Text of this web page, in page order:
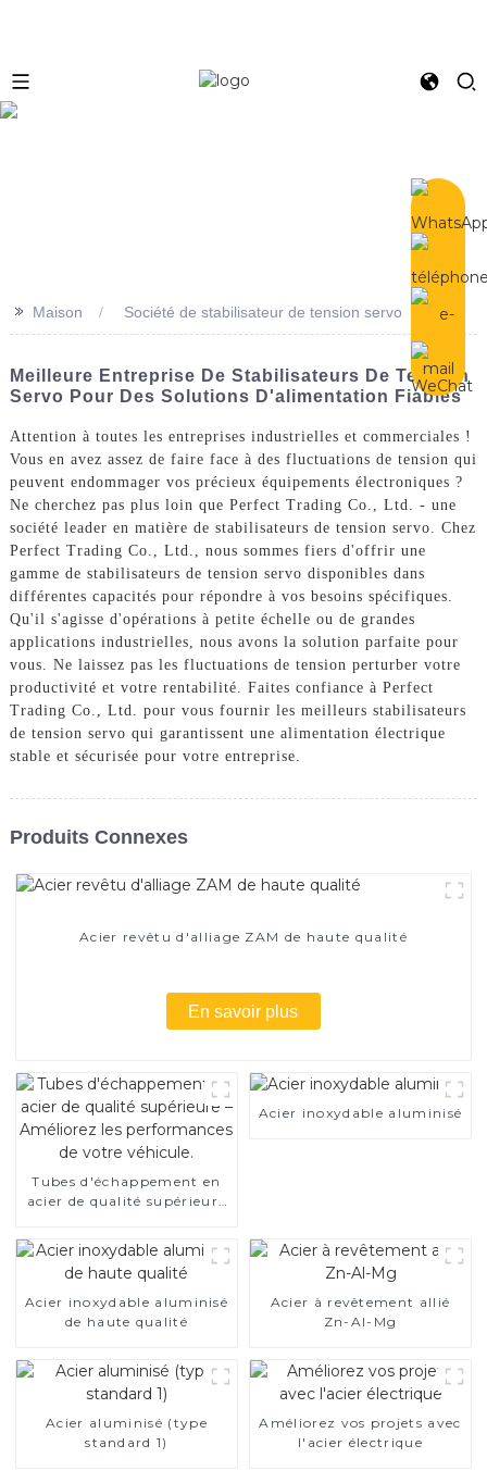
>> Maison Société de stabilisateur de tension servo
Meilleure Entreprise De Stabilisateurs De Tension
Servo Pour Des Solutions D'alimentation Fiables
Attention à toutes les entreprises industrielles et commerciales !
Vous en avez assez de faire face à des fluctuations de tension qui
peuvent endommager vos précieux équipements électroniques ?
Ne cherchez pas plus loin que Perfect Trading Co., Ltd. - une
société leader en matière de stabilisateurs de tension servo. Chez
Perfect Trading Co., Ltd., nous sommes fiers d'offrir une
gamme de stabilisateurs de tension servo disponibles dans
différentes capacités pour répondre à vos besoins spécifiques.
Qu'il s'agisse d'opérations à petite échelle ou de grandes
applications industrielles, nous avons la solution parfaite pour
vous. Ne laissez pas les fluctuations de tension perturber votre
productivité et votre rentabilité. Faites confiance à Perfect
Trading Co., Ltd. pour vous fournir les meilleurs stabilisateurs
de tension servo qui garantissent une alimentation électrique
stable et sécurisée pour votre entreprise.
Produits Connexes
Acier revêtu d'alliage ZAM de haute qualité
En savoir plus
Tubes d'échappement en
acier de qualité supérieure
véhicule.
Acier inoxydable aluminisé
Acier inoxydable aluminisé
de haute qualité
Acier à revêtement allié
Zn-Al-Mg
Acier aluminisé (type
standard 1)
Améliorez vos projets avec
l'acier électrique